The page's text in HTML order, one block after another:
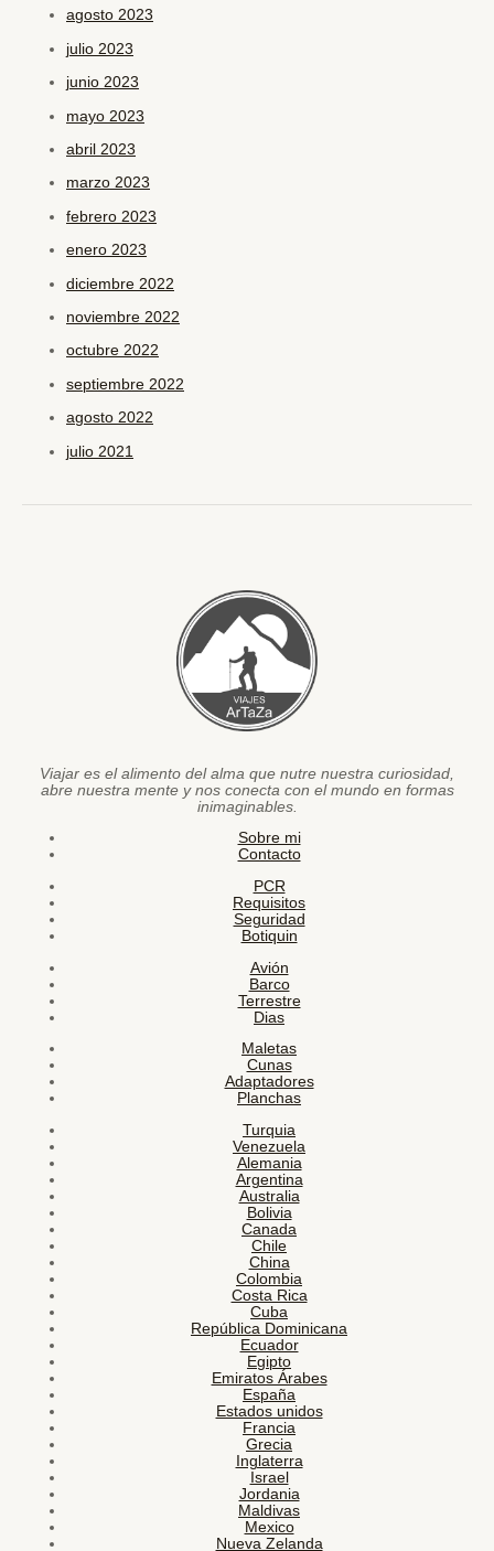
agosto 2023
julio 2023
junio 2023
mayo 2023
abril 2023
marzo 2023
febrero 2023
enero 2023
diciembre 2022
noviembre 2022
octubre 2022
septiembre 2022
agosto 2022
julio 2021
Viajar es el alimento del alma que nutre nuestra curiosidad,
abre nuestra mente y nos conecta con el mundo en formas
inimaginables.
Sobre mi
Contacto
PCR
Requisitos
Seguridad
Botiquin
Avión
Barco
Terrestre
Dias
Maletas
Cunas
Adaptadores
Planchas
Turquia
Venezuela
Alemania
Argentina
Australia
Bolivia
Canada
Chile
China
Colombia
Costa Rica
Cuba
República Dominicana
Ecuador
Egipto
Emiratos Árabes
España
Estados unidos
Francia
Grecia
Inglaterra
Israel
Jordania
Maldivas
Mexico
Nueva Zelanda